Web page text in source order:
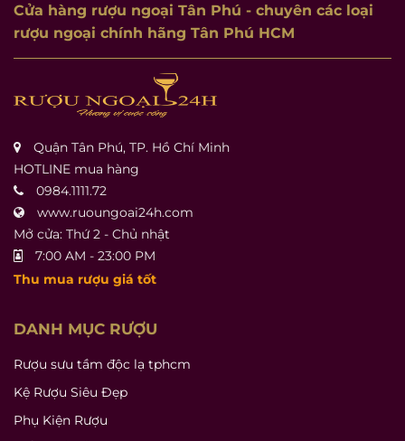
Cửa hàng rượu ngoại Tân Phú - chuyên các loại
rượu ngoại chính hãng Tân Phú HCM
Quận Tân Phú, TP. Hồ Chí Minh
HOTLINE mua hàng
0984.1111.72
www.ruoungoai24h.com
Mở cửa: Thứ 2 - Chủ nhật
7:00 AM - 23:00 PM
Thu mua rượu giá tốt
DANH MỤC RƯỢU
Rượu sưu tầm độc lạ tphcm
Kệ Rượu Siêu Đẹp
Phụ Kiện Rượu